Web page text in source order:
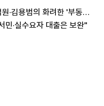
"세금 올리겠다"던 구윤철·이억원·김용범의 화려한 '부동산 실태' 총정리
·실수요자 대출은 보완"